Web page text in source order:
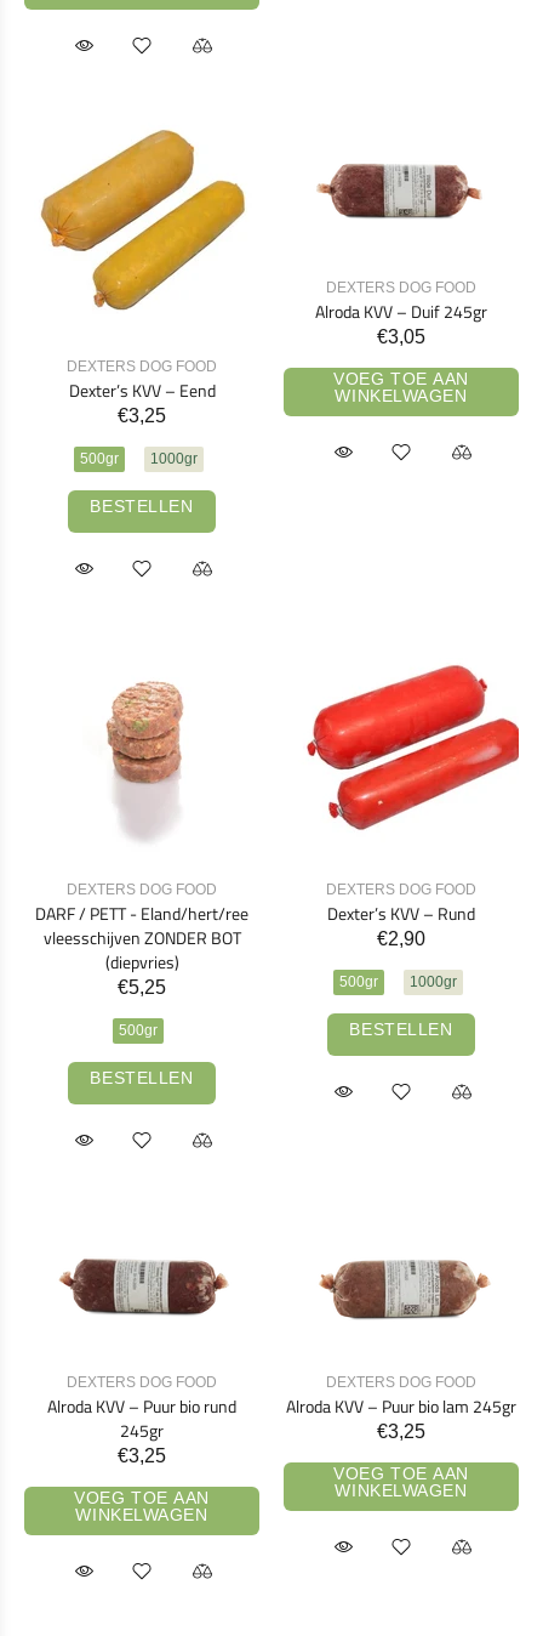
DEXTERS DOG FOOD
Dexter’s KVV – Eend
€3,25
500gr 1000gr
BESTELLEN
DEXTERS DOG FOOD
Alroda KVV – Duif 245gr
€3,05
VOEG TOE AAN
WINKELWAGEN
DEXTERS DOG FOOD
DARF / PETT - Eland/hert/ree
vleesschijven ZONDER BOT
(diepvries)
€5,25
500gr
BESTELLEN
DEXTERS DOG FOOD
Dexter’s KVV – Rund
€2,90
500gr 1000gr
BESTELLEN
DEXTERS DOG FOOD
Alroda KVV – Puur bio rund
245gr
€3,25
VOEG TOE AAN
WINKELWAGEN
DEXTERS DOG FOOD
Alroda KVV – Puur bio lam 245gr
€3,25
VOEG TOE AAN
WINKELWAGEN